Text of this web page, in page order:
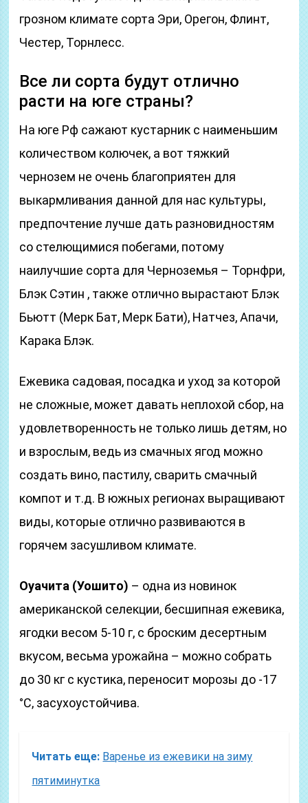
грозном климате сорта Эри, Орегон, Флинт,
Честер, Торнлесс.
Все ли сорта будут отлично
расти на юге страны?
На юге Рф сажают кустарник с наименьшим
количеством колючек, а вот тяжкий
чернозем не очень благоприятен для
выкармливания данной для нас культуры,
предпочтение лучше дать разновидностям
со стелющимися побегами, потому
наилучшие сорта для Черноземья – Торнфри,
Блэк Сэтин , также отлично вырастают Блэк
Бьютт (Мерк Бат, Мерк Бати), Натчез, Апачи,
Карака Блэк.
Ежевика садовая, посадка и уход за которой
не сложные, может давать неплохой сбор, на
удовлетворенность не только лишь детям, но
и взрослым, ведь из смачных ягод можно
создать вино, пастилу, сварить смачный
компот и т.д. В южных регионах выращивают
виды, которые отлично развиваются в
горячем засушливом климате.
Оуачита (Уошито) – одна из новинок
американской селекции, бесшипная ежевика,
ягодки весом 5-10 г, с броским десертным
вкусом, весьма урожайна – можно собрать
до 30 кг с кустика, переносит морозы до -17
°С, засухоустойчива.
Читать еще: Варенье из ежевики на зиму
пятиминутка